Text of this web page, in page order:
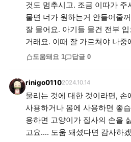
것도 멈추시고. 조금 이따가
물면 너가 원하는거 안들어줄
잘 물어요. 아기들 물건 전부
거래요. 이때 잘 가르쳐야 나중
도움돼요 1 답글 0
rinigo01102024.10.14
물리는 것에 대한 것이라면, 손
사용하거나 몸에 사용하면 좋
용하면 고양이가 집사의 손을
고요.... 도움 돼셨다면 감사하